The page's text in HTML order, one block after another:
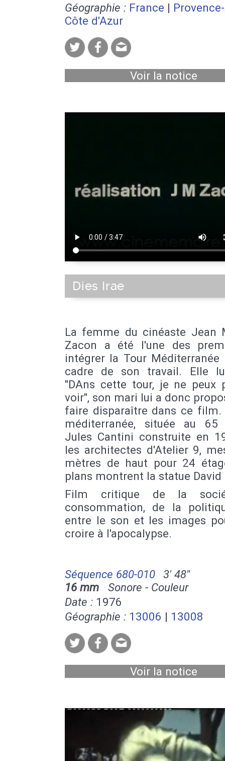
Géographie : France |
Côte d'Azur
Voir la notice
Dies Irae
La femme du cinéaste Jean
Zacon a été l'une des
intégrer la Tour Méditerranée
cadre de son travail. Elle
"DAns cette tour, je ne peux
voir", son mari lui a donc
faire disparaître dans ce film.
méditerranée, située au 65
Jules Cantini construite en
les architectes d'Atelier 9,
mètres de haut pour 24
plans montrent la statue David
Film critique de la
consommation, de la
entre le son et les images
croire à l'apocalypse.
Séquence 680-010
3' 48''
16 mm Sonore - Couleur
Date : 1976
Géographie : 13006 | 13008
Voir la notice